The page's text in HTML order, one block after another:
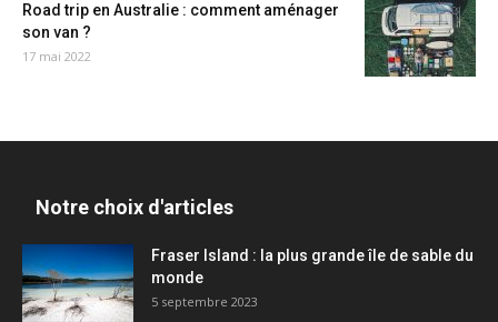
Road trip en Australie : comment aménager
son van ?
17 mai 2022
Notre choix d'articles
Fraser Island : la plus grande île de sable du
monde
5 septembre 2023